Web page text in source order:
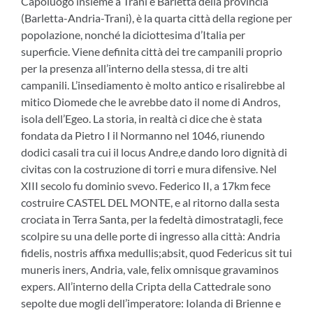
(Barletta-Andria-Trani), è la quarta città della regione per
popolazione, nonché la diciottesima d’Italia per
superficie. Viene definita città dei tre campanili proprio
per la presenza all’interno della stessa, di tre alti
campanili. L’insediamento è molto antico e risalirebbe al
mitico Diomede che le avrebbe dato il nome di Andros,
isola dell’Egeo. La storia, in realtà ci dice che è stata
fondata da Pietro I il Normanno nel 1046, riunendo
dodici casali tra cui il locus Andre,e dando loro dignità di
civitas con la costruzione di torri e mura difensive. Nel
XIII secolo fu dominio svevo. Federico II, a 17km fece
costruire CASTEL DEL MONTE, e al ritorno dalla sesta
crociata in Terra Santa, per la fedeltà dimostratagli, fece
scolpire su una delle porte di ingresso alla città: Andria
fidelis, nostris affixa medullis;absit, quod Federicus sit tui
muneris iners, Andria, vale, felix omnisque gravaminos
expers. All’interno della Cripta della Cattedrale sono
sepolte due mogli dell’imperatore: Iolanda di Brienne e